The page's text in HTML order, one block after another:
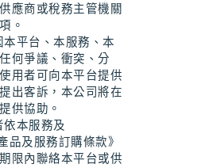
應商或稅務主管機關
。
本平台、本服務、本
何爭議、衝突、分
用者可向本平台提供
出客訴，本公司將在
供協助。
本服務及
品及服務訂購條款》
限內聯絡本平台或供